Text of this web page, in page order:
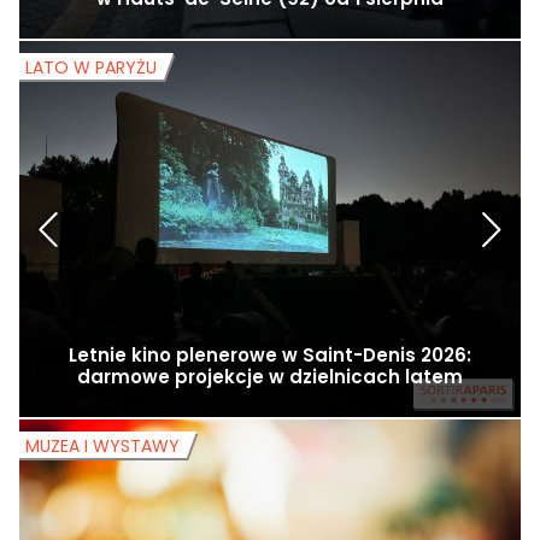
Letnie kino plenerowe w Saint-Denis 2026:
darmowe projekcje w dzielnicach latem
LATO W PARYŻU
MUZEA I WYSTAWY